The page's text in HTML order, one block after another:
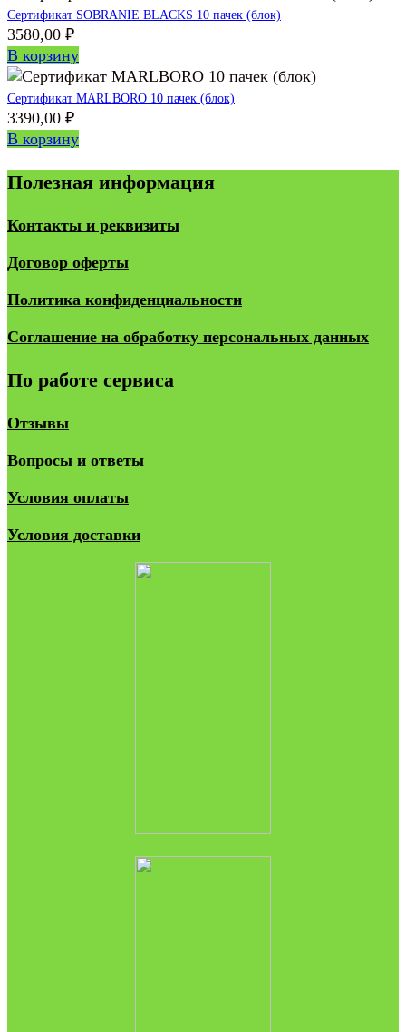
Сертификат SOBRANIE BLACKS 10 пачек (блок)
3580,00 ₽
В корзину
Сертификат MARLBORO 10 пачек (блок)
3390,00 ₽
В корзину
Полезная информация
Контакты и реквизиты
Договор оферты
Политика конфиденциальности
Соглашение на обработку персональных данных
По работе сервиса
Отзывы
Вопросы и ответы
Условия оплаты
Условия доставки